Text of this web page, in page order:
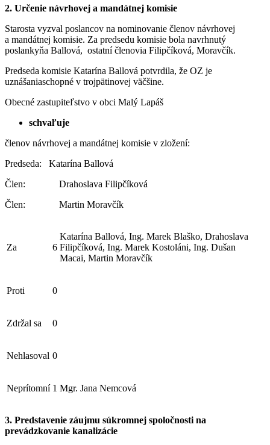
2. Určenie návrhovej a mandátnej komisie
Starosta vyzval poslancov na nominovanie členov návrhovej
a mandátnej komisie. Za predsedu komisie bola navrhnutý
poslankyňa Ballová, ostatní členovia Filipčíková, Moravčík.
Predseda komisie Katarína Ballová potvrdila, že OZ je
uznášaniaschopné v trojpätinovej väčšine.
Obecné zastupiteľstvo v obci Malý Lapáš
schvaľuje
členov návrhovej a mandátnej komisie v zložení:
Predseda: Katarína Ballová
Člen: Drahoslava Filipčíková
Člen: Martin Moravčík
Za 6
Katarína Ballová, Ing. Marek Blaško, Drahoslava
Filipčíková, Ing. Marek Kostoláni, Ing. Dušan
Macai, Martin Moravčík
Proti 0
Zdržal sa 0
Nehlasoval 0
Neprítomní 1 Mgr. Jana Nemcová
3. Predstavenie záujmu súkromnej spoločnosti na
prevádzkovanie kanalizácie